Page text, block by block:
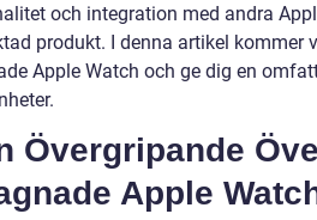
och integration med andra
produkt. I denna artikel kommer
Apple Watch och ge dig en
Övergripande
Apple